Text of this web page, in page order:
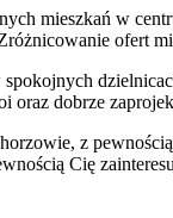
mieszkań w
ofert
oraz dobrze
z
Cię